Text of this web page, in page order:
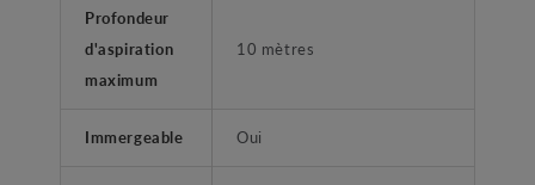
Profondeur
d'aspiration
maximum
10 mètres
Immergeable Oui